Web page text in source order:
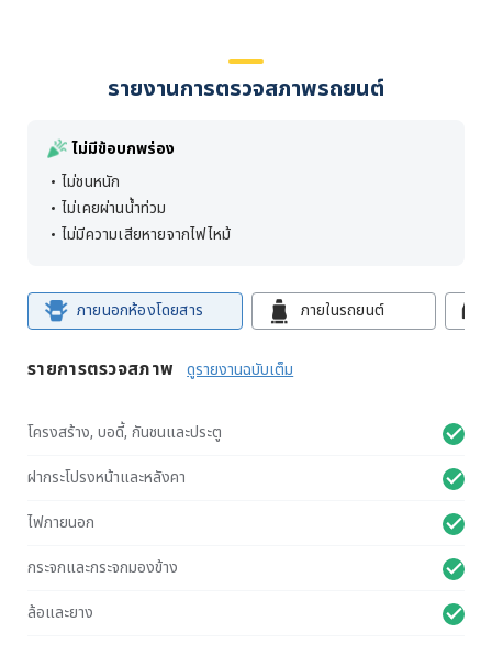
รายงานการตรวจสภาพรถยนต์
ไม่มีข้อบกพร่อง
ไม่ชนหนัก
ไม่เคยผ่านน้ำท่วม
ไม่มีความเสียหายจากไฟไหม้
ภายนอกห้องโดยสาร ภายในรถยนต์
รายการตรวจสภาพ ดูรายงานฉบับเต็ม
โครงสร้าง, บอดี้, กันชนและประตู
ฝากระโปรงหน้าและหลังคา
ไฟภายนอก
กระจกและกระจกมองข้าง
ล้อและยาง